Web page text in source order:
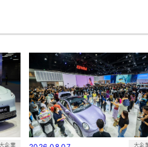
大企業 大企